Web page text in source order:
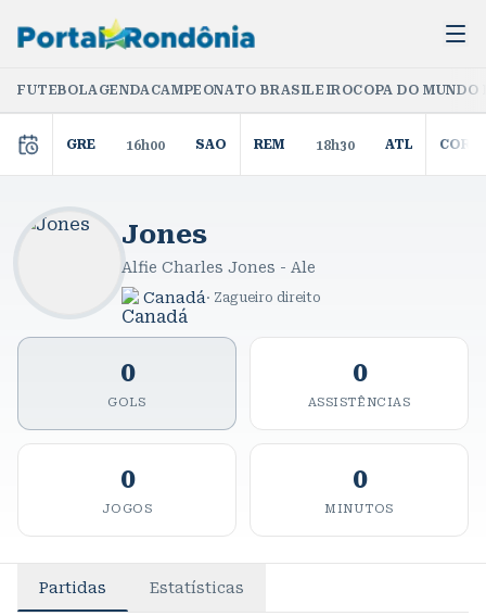
FUTEBOLAGENDACAMPEONATO BRASILEIROCOPA DO
GRE 16h00 SAO REM 18h30 ATL COR
Jones
Alfie Charles Jones - Ale
Canadá · Zagueiro direito
0
GOLS
0
ASSISTÊNCIAS
0
JOGOS
0
MINUTOS
Partidas Estatísticas